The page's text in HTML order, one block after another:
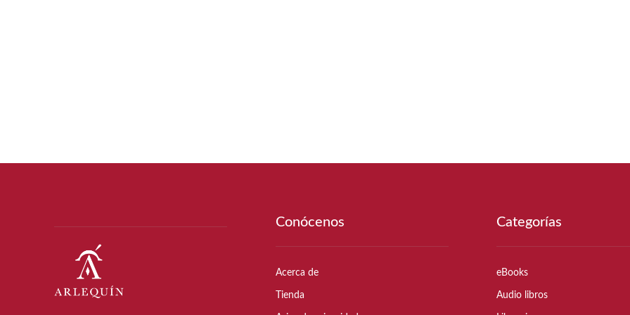
Conócenos
Acerca de
Tienda
Categorías
eBooks
Audio libros